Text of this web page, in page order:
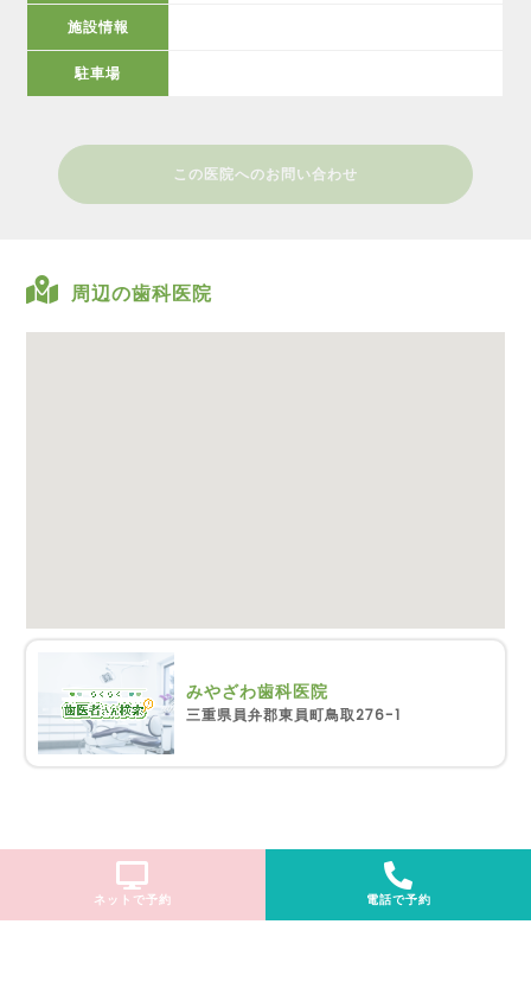
施設情報
駐車場
この医院へのお問い合わせ
周辺の歯科医院
みやざわ歯科医院
三重県員弁郡東員町鳥取276-1
ネットで予約 電話で予約